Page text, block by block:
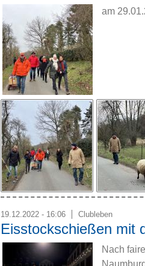
am
19.12.2022 - 16:06 Clubleben
Eisstockschießen mit
Nach